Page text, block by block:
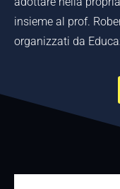
insieme al prof.
organizzati da